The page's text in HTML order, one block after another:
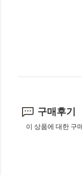
구매후기
이 상품에 대한 구